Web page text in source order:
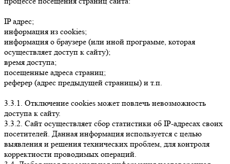
IP адрес;
информация из cookies;
информация о браузере (или иной программе, которая
осуществляет доступ к сайту);
время доступа;
посещенные адреса страниц;
реферер (адрес предыдущей страницы) и т.п.
3.3.1. Отключение cookies может повлечь невозможность
доступа к сайту.
3.3.2. Сайт осуществляет сбор статистики об IP-адресах своих
посетителей. Данная информация используется с целью
выявления и решения технических проблем, для контроля
корректности проводимых операций.